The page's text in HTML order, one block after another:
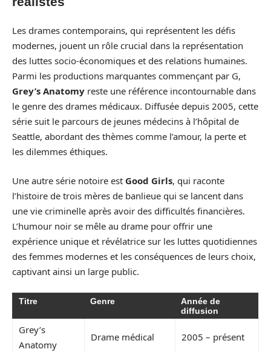
Les drames contemporains, qui représentent les défis
modernes, jouent un rôle crucial dans la représentation
des luttes socio-économiques et des relations humaines.
Parmi les productions marquantes commençant par G,
Grey’s Anatomy reste une référence incontournable dans
le genre des drames médicaux. Diffusée depuis 2005, cette
série suit le parcours de jeunes médecins à l’hôpital de
Seattle, abordant des thèmes comme l’amour, la perte et
les dilemmes éthiques.
Une autre série notoire est Good Girls, qui raconte
l’histoire de trois mères de banlieue qui se lancent dans
une vie criminelle après avoir des difficultés financières.
L’humour noir se mêle au drame pour offrir une
expérience unique et révélatrice sur les luttes quotidiennes
des femmes modernes et les conséquences de leurs choix,
captivant ainsi un large public.
Titre Genre
Année de
diffusion
Grey’s
Anatomy
Drame médical 2005 – présent